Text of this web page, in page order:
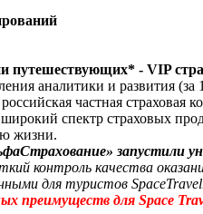
путешествующих* - VIP
аналитики и развития (за
частная
спектр страховых
жизни.
контроль качества
для туристов
преимуществ для Space